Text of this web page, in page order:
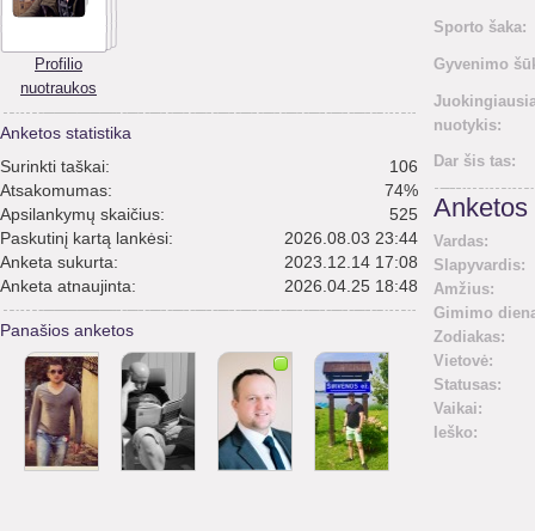
Profilio
nuotraukos
Anketos statistika
Surinkti taškai:
106
Atsakomumas:
74%
Apsilankymų skaičius:
525
Paskutinį kartą lankėsi:
2026.08.03 23:44
Anketa sukurta:
2023.12.14 17:08
Anketa atnaujinta:
2026.04.25 18:48
Panašios anketos
Sporto šaka:
Gyvenimo
nuotykis:
Dar šis tas:
Anketos
Vardas:
Slapyvardis:
Amžius:
Gimimo
Zodiakas:
Vietovė:
Statusas:
Vaikai:
Ieško: